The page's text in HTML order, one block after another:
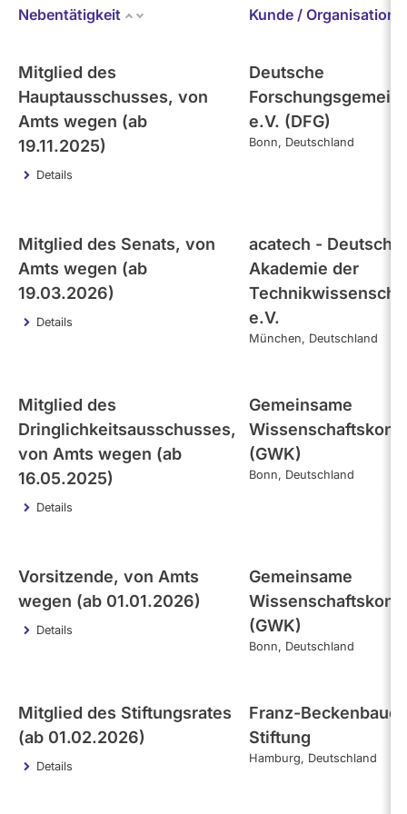
Kandidaturen
nicht
berücksichtigt.
Kategorie
- Alle -
Themen
Einkommen
- Alle -
Interval
- Alle -
Nebentätigkeit Kunde / Organisation
Mitglied des
Hauptausschusses, von
Amts wegen (ab
19.11.2025)
Details
Deutsche
e.V. (DFG)
Bonn Deutschland
Mitglied des Senats, von
Amts wegen (ab
19.03.2026)
Details
acatech - Deutsche
Akademie der
e.V.
München Deutschland
Mitglied des
Dringlichkeitsausschusses,
von Amts wegen (ab
16.05.2025)
Details
Gemeinsame
(GWK)
Bonn Deutschland
Vorsitzende, von Amts
wegen (ab 01.01.2026)
Details
Gemeinsame
(GWK)
Bonn Deutschland
Mitglied des Stiftungsrates
(ab 01.02.2026)
Details
Franz-
Stiftung
Hamburg Deutschland